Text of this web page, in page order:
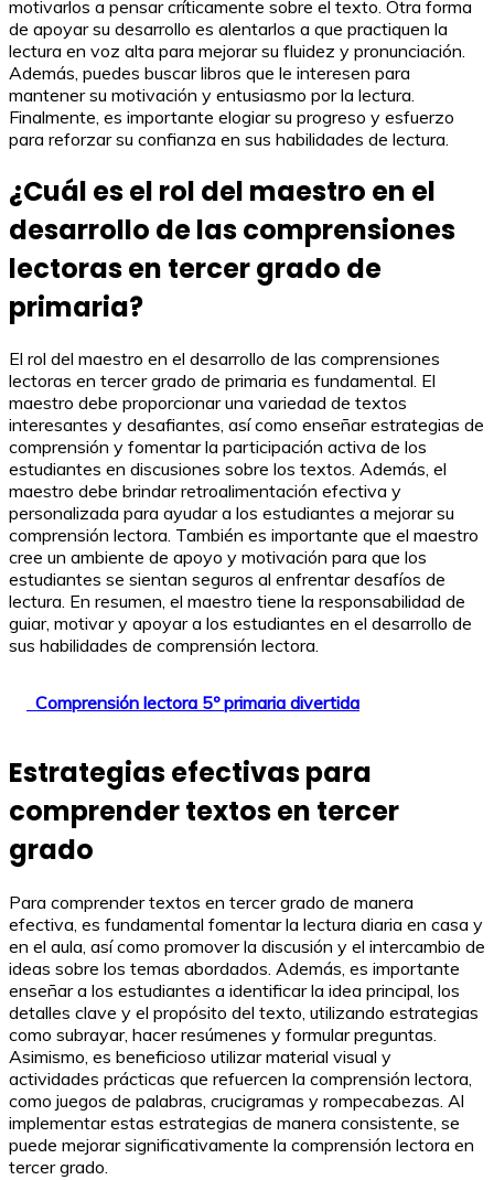
motivarlos a pensar críticamente sobre el texto. Otra forma
de apoyar su desarrollo es alentarlos a que practiquen la
lectura en voz alta para mejorar su fluidez y pronunciación.
Además, puedes buscar libros que le interesen para
mantener su motivación y entusiasmo por la lectura.
Finalmente, es importante elogiar su progreso y esfuerzo
para reforzar su confianza en sus habilidades de lectura.
¿Cuál es el rol del maestro en el
desarrollo de las comprensiones
lectoras en tercer grado de
primaria?
El rol del maestro en el desarrollo de las comprensiones
lectoras en tercer grado de primaria es fundamental. El
maestro debe proporcionar una variedad de textos
interesantes y desafiantes, así como enseñar estrategias de
comprensión y fomentar la participación activa de los
estudiantes en discusiones sobre los textos. Además, el
maestro debe brindar retroalimentación efectiva y
personalizada para ayudar a los estudiantes a mejorar su
comprensión lectora. También es importante que el maestro
cree un ambiente de apoyo y motivación para que los
estudiantes se sientan seguros al enfrentar desafíos de
lectura. En resumen, el maestro tiene la responsabilidad de
guiar, motivar y apoyar a los estudiantes en el desarrollo de
sus habilidades de comprensión lectora.
Comprensión lectora 5º primaria divertida
Estrategias efectivas para
comprender textos en tercer
grado
Para comprender textos en tercer grado de manera
efectiva, es fundamental fomentar la lectura diaria en casa y
en el aula, así como promover la discusión y el intercambio de
ideas sobre los temas abordados. Además, es importante
enseñar a los estudiantes a identificar la idea principal, los
detalles clave y el propósito del texto, utilizando estrategias
como subrayar, hacer resúmenes y formular preguntas.
Asimismo, es beneficioso utilizar material visual y
actividades prácticas que refuercen la comprensión lectora,
como juegos de palabras, crucigramas y rompecabezas. Al
implementar estas estrategias de manera consistente, se
puede mejorar significativamente la comprensión lectora en
tercer grado.